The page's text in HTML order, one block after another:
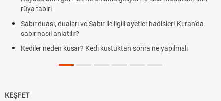
ile ilgili ayetler hadisler! Kuran'da
kustuktan sonra ne yapılmalı
Rüyada kedi görmek en
tarifi
KEŞFET